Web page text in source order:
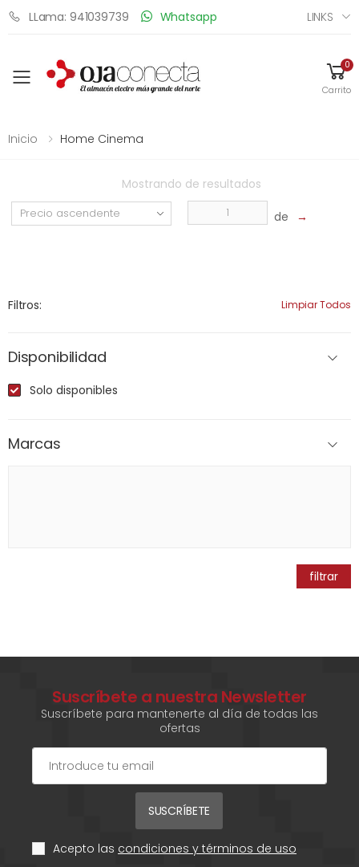
LLama: 941039739 Whatsapp LINKS
Toggle mobile menu
0
Carrito
Inicio Home Cinema
Mostrando de resultados
de →
Filtros: Limpiar Todos
Disponibilidad
Solo disponibles
Marcas
filtrar
Suscríbete a nuestra Newsletter
Suscríbete para mantenerte al día de todas las
ofertas
SUSCRÍBETE
Acepto las condiciones y términos de uso